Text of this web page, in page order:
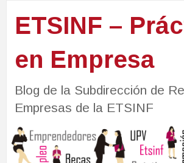
ETSINF –
en Empresa
Blog de la Subdirección de
Empresas de la ETSINF